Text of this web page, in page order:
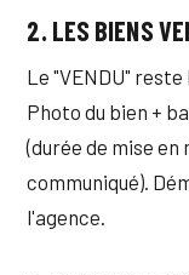
2. LES BIENS
Le "VENDU"
Photo du bien +
(durée de mise
communiqué).
l'agence.